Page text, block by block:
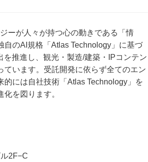
ーが人々が持つ心の動きである「情
のAI規格「Atlas Technology」に基づ
推進し、観光・製造/建築・IPコンテン
います。受託開発に依らず全てのエン
には自社技術「Atlas Technology」を
を図ります。
2F−C